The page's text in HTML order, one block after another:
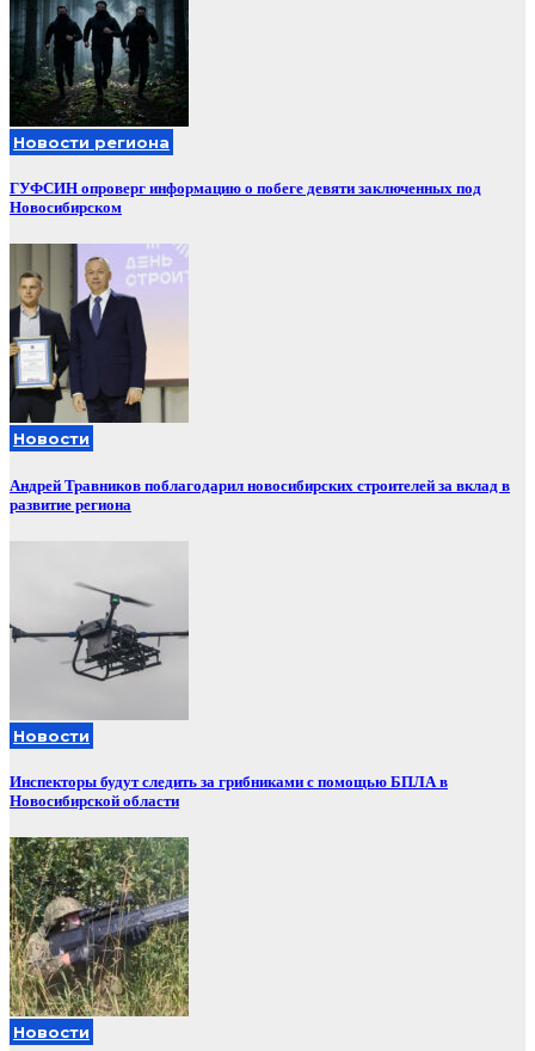
Новости региона
ГУФСИН опроверг информацию о побеге девяти заключенных под
Новосибирском
Новости
Андрей Травников поблагодарил новосибирских строителей за вклад в
развитие региона
Новости
Инспекторы будут следить за грибниками с помощью БПЛА в
Новосибирской области
Новости